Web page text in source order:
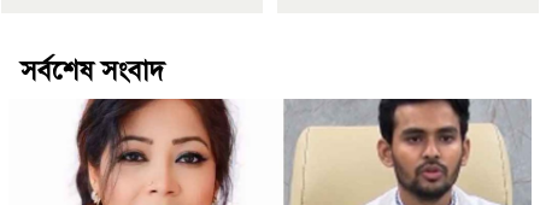
সর্বশেষ সংবাদ